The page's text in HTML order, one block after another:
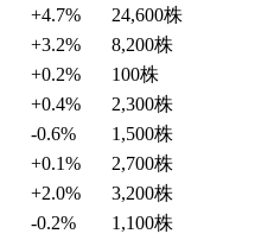
+4.7% 24,600株
+3.2% 8,200株
+0.2% 100株
+0.4% 2,300株
-0.6% 1,500株
+0.1% 2,700株
+2.0% 3,200株
-0.2% 1,100株